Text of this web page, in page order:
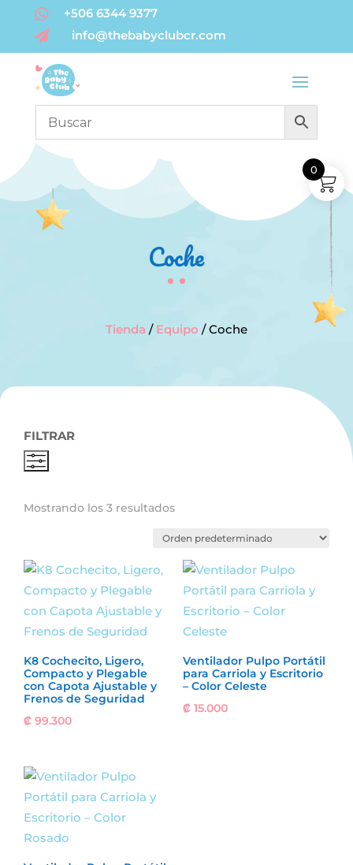
 +506 6344 9377
 info@thebabyclubcr.com
Coche
Tienda / Equipo / Coche
FILTRAR
Mostrando los 3 resultados
K8 Cochecito, Ligero,
Compacto y Plegable
con Capota Ajustable y
Frenos de Seguridad
₡ 99.300
Ventilador Pulpo Portátil
para Carriola y Escritorio
– Color Celeste
₡15.000
0